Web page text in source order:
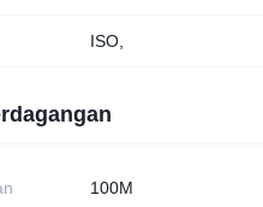
ISO,
100M